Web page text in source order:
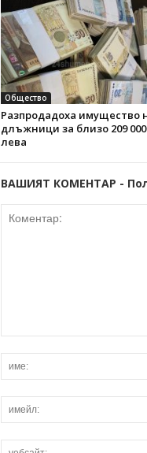
Общество
Разпродадоха имущество
длъжници за близо 209 000
лева
ВАШИЯТ КОМЕНТАР -